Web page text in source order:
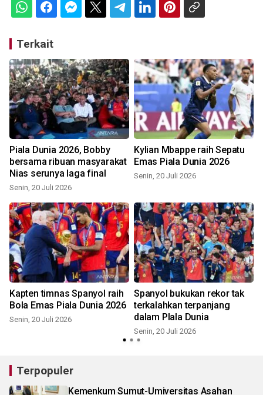
Terkait
Piala Dunia 2026, Bobby
bersama ribuan masyarakat
Nias serunya laga final
Senin, 20 Juli 2026
Kylian Mbappe raih Sepatu
Emas Piala Dunia 2026
Senin, 20 Juli 2026
Kapten timnas Spanyol raih
Bola Emas Piala Dunia 2026
Senin, 20 Juli 2026
Spanyol bukukan rekor tak
terkalahkan terpanjang
dalam PIala Dunia
Senin, 20 Juli 2026
Terpopuler
Kemenkum Sumut-Umiversitas Asahan